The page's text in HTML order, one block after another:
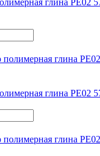
глина PE02